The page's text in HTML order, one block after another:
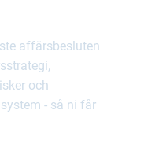
affärsbesluten
och
- så ni får